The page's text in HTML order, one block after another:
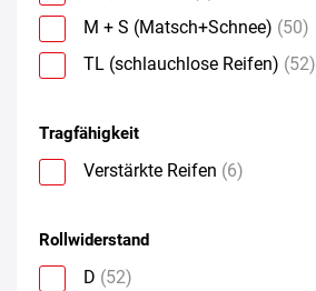
M + S (Matsch+Schnee) (50)
TL (schlauchlose Reifen) (52)
Tragfähigkeit
Verstärkte Reifen (6)
Rollwiderstand
D (52)